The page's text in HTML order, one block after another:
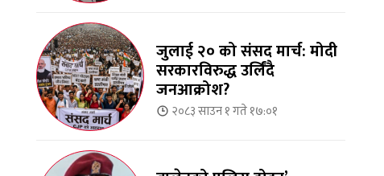
जुलाई २० को संसद मार्च: मोदी
सरकारविरुद्ध उर्लिंदै
जनआक्रोश?
२०८३ साउन १ गते १७:०१